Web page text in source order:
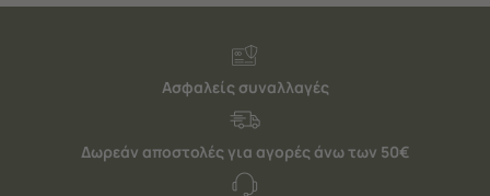
Ασφαλείς συναλλαγές
Δωρεάν αποστολές για αγορές άνω των 50€